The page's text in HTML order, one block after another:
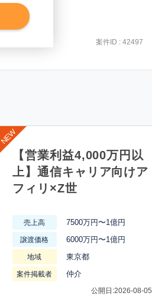
案件ID : 42497
【営業利益4,000万円以
上】通信キャリア向けア
フィリ×Z世
売上高 7500万円〜1億円
譲渡価格 6000万円〜1億円
地域 東京都
案件掲載者 仲介
公開日:2026-08-05